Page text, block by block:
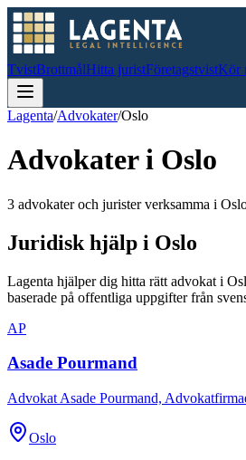
TvistBrottmålHitta juristFöretagstvistKör
Lagenta/Advokater/Oslo
Advokater i Oslo
3 advokater och jurister verksamma i
Juridisk hjälp i Oslo
Lagenta hjälper dig hitta rätt advokat i
baserade på offentliga uppgifter från
AP
Asade Pourmand
Advokat Asade Pourmand,
Oslo